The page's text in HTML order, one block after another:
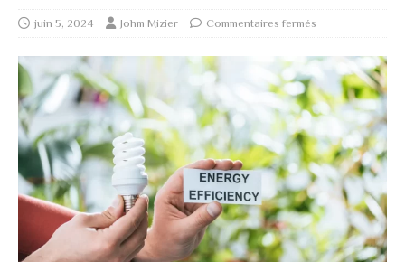
juin 5, 2024 Johm Mizier Commentaires fermés